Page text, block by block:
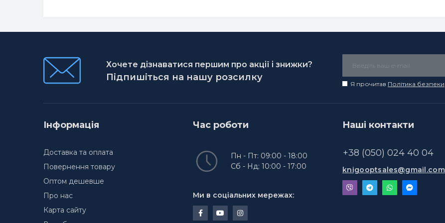
Хочете дізнаватися першим про акції і знижки?
Підпишіться на нашу розсилку
Я прочитав Політика безпеки
Інформація
Доставка та оплата
Повернення товару
Оптом дешевше
Про нас
Карта сайту
Час роботи
Пн - Пт: 09:00 - 18:00
Сб - Нд: 10:00 - 17:00
Ми в соціальних мережах:
Наші контакти
+38 (050) 024 40 04
knigooptsales@gmail.com